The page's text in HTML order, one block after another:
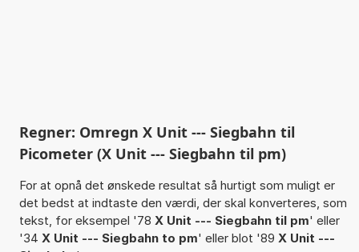
Regner: Omregn X Unit --- Siegbahn til
Picometer (X Unit --- Siegbahn til pm)
For at opnå det ønskede resultat så hurtigt som muligt er
det bedst at indtaste den værdi, der skal konverteres, som
tekst, for eksempel '78 X Unit --- Siegbahn til pm' eller
'34 X Unit --- Siegbahn to pm' eller blot '89 X Unit ---